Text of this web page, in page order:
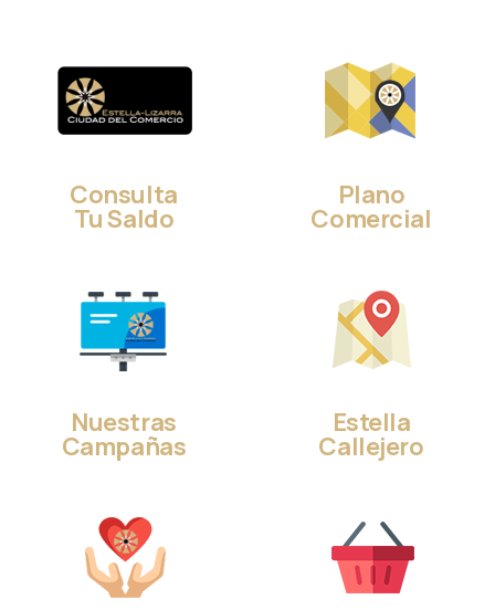
Consulta
Tu Saldo
Plano
Comercial
Nuestras
Campañas
Estella
Callejero